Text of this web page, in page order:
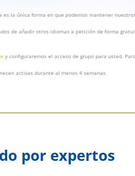
es la única forma en que podemos mantener
de añadir otros idiomas a petición de forma
y configuraremos el acceso de grupo para usted.
activas durante al menos 4 semanas.
por expertos